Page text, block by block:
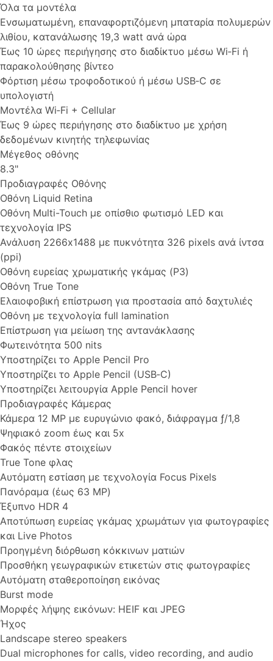
Όλα τα μοντέλα
Ενσωμα­τωμένη, επαναφορ­τιζό­μενη μπαταρία πολυμερών
λιθίου, κατανάλωσης 19,3 watt ανά ώρα
Έως 10 ώρες περιήγησης στο διαδίκτυο μέσω Wi‑Fi ή
παρακολού­θησης βίντεο
Φόρτιση μέσω τροφοδοτικού ή μέσω USB‑C σε
υπολογιστή
Μοντέλα Wi‑Fi + Cellular
Έως 9 ώρες περιήγησης στο διαδίκτυο με χρήση
δεδομένων κινητής τηλεφωνίας
Μέγεθος οθόνης
8.3"
Προδιαγραφές Οθόνης
Οθόνη Liquid Retina
Οθόνη Multi-Touch με οπίσθιο φωτισμό LED και
τεχνολογία IPS
Ανάλυση 2266x1488 με πυκνότητα 326 pixels ανά ίντσα
(ppi)
Οθόνη ευρείας χρωματικής γκάμας (P3)
Οθόνη True Tone
Ελαιοφοβική επίστρωση για προστασία από δαχτυλιές
Οθόνη με τεχνολογία full lamination
Επίστρωση για μείωση της αντανάκλασης
Φωτεινότητα 500 nits
Υποστηρίζει το Apple Pencil Pro
Υποστηρίζει το Apple Pencil (USB‑C)
Υποστηρίζει λειτουργία Apple Pencil hover
Προδιαγραφές Κάμερας
Κάμερα 12 MP με ευρυγώνιο φακό, διάφραγμα ƒ/1,8
Ψηφιακό zoom έως και 5x
Φακός πέντε στοιχείων
True Tone φλας
Αυτόματη εστίαση με τεχνολογία Focus Pixels
Πανόραμα (έως 63 MP)
Έξυπνο HDR 4
Αποτύπωση ευρείας γκάμας χρωμάτων για φωτογραφίες
και Live Photos
Προηγμένη διόρθωση κόκκινων ματιών
Προσθήκη γεωγραφικών ετικετών στις φωτογραφίες
Αυτόματη σταθεροποίηση εικόνας
Burst mode
Μορφές λήψης εικόνων: HEIF και JPEG
Ήχος
Landscape stereo speakers
Dual microphones for calls, video recording, and audio